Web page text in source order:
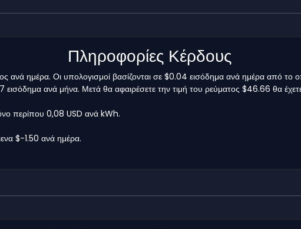
Πληροφορίες Κέρδους
ανά ημέρα. Οι υπολογισμοί βασίζονται σε $0.04 εισόδημα ανά ημέρα από το
εισόδημα ανά μήνα. Μετά θα αφαιρέσετε την τιμή του ρεύματος $46.66 θα
περίπου 0,08 USD ανά kWh.
$-1.50 ανά ημέρα.